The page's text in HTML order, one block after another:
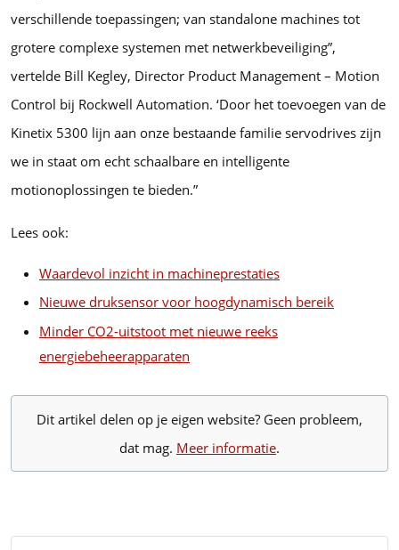
verschillende toepassingen; van standalone machines tot
grotere complexe systemen met netwerkbeveiliging”,
vertelde Bill Kegley, Director Product Management – Motion
Control bij Rockwell Automation. ‘Door het toevoegen van de
Kinetix 5300 lijn aan onze bestaande familie servodrives zijn
we in staat om echt schaalbare en intelligente
motionoplossingen te bieden.”
Lees ook:
Waardevol inzicht in machineprestaties
Nieuwe druksensor voor hoogdynamisch bereik
Minder CO2-uitstoot met nieuwe reeks
energiebeheerapparaten
Dit artikel delen op je eigen website? Geen probleem,
dat mag. Meer informatie.